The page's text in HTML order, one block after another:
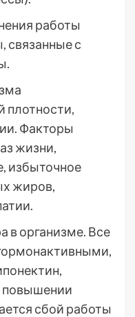
работы
связанные с
плотности,
Факторы
жизни,
избыточное
жиров,
в организме. Все
повышении
сбой работы